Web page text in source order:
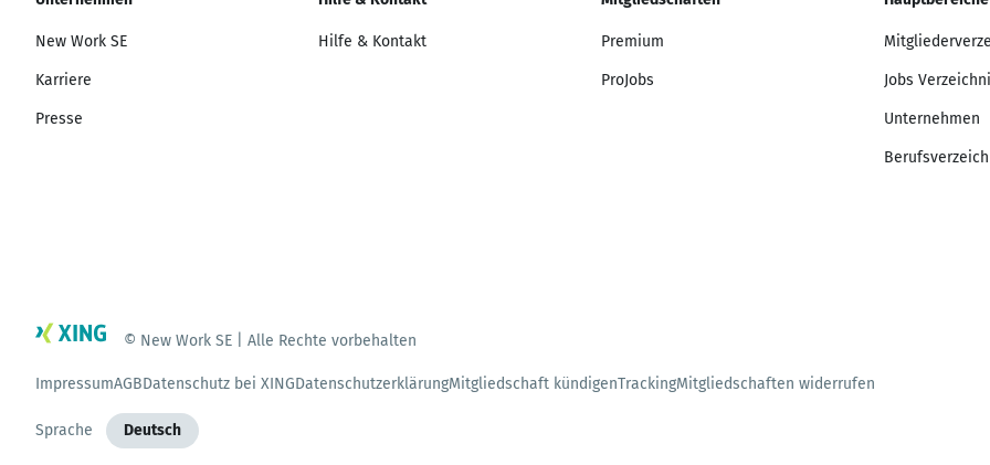
New Work SE
Karriere
Presse
Hilfe & Kontakt Premium
ProJobs Jobs
Unternehmen
© New Work SE | Alle Rechte vorbehalten
ImpressumAGBDatenschutz bei XINGDatenschutzerklärungMitgliedschaft kündigenTrackingMitgliedschaften widerrufen
Sprache Deutsch